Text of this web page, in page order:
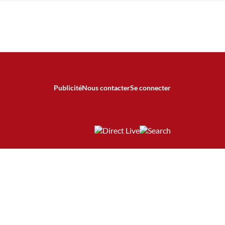
PublicitéNous contacterSe connecter